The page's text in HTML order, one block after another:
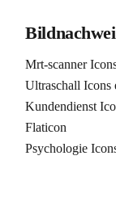
Mrt-scanner
Ultraschall Icons
Kundendienst
Flaticon
Psychologie